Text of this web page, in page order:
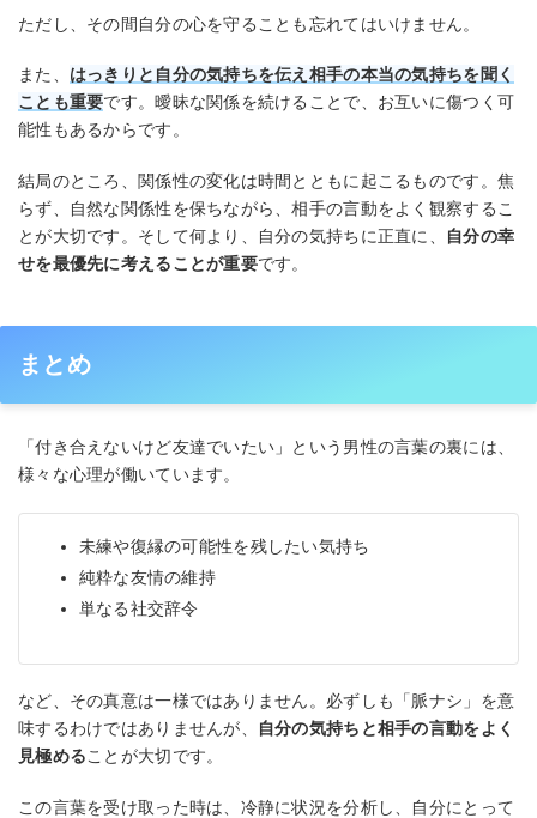
ただし、その間自分の心を守ることも忘れてはいけません。
また、 はっきりと自分の気持ちを伝え相手の本当の気持ちを聞く
ことも重要です。曖昧な関係を続けることで、お互いに傷つく可
能性もあるからです。
結局のところ、関係性の変化は時間とともに起こるものです。焦
らず、自然な関係性を保ちながら、相手の言動をよく観察するこ
とが大切です。そして何より、自分の気持ちに正直に、
自分の幸
せを最優先に考えることが重要です。
まとめ
「付き合えないけど友達でいたい」という男性の言葉の裏には、
様々な心理が働いています。
未練や復縁の可能性を残したい気持ち
純粋な友情の維持
単なる社交辞令
など、その真意は一様ではありません。必ずしも「脈ナシ」を意
味するわけではありませんが、
自分の気持ちと相手の言動をよく
見極めることが大切です。
この言葉を受け取った時は、冷静に状況を分析し、自分にとって